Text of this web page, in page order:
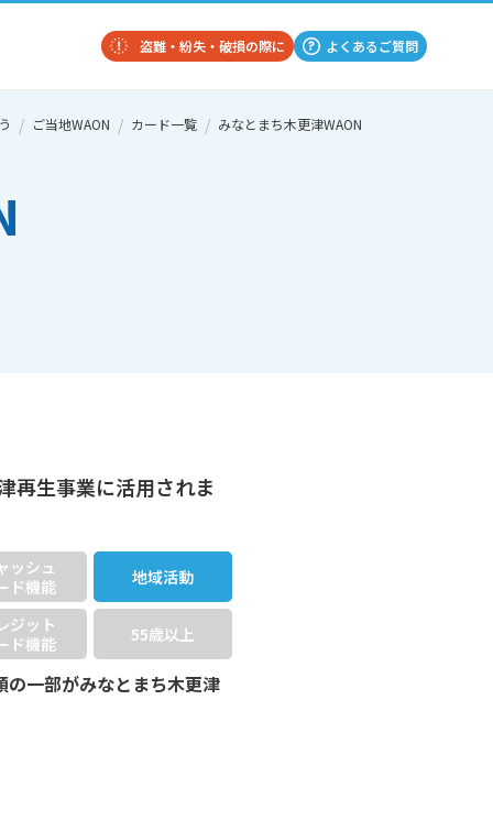
盗難・紛失・破損の際に よくあるご質問
ご当地WAON カード一覧 みなとまち木更津WAON
再生事業に活用されま
ッシュ
ド機能
地域活動
ジット
ド機能
55歳以上
一部がみなとまち木更津